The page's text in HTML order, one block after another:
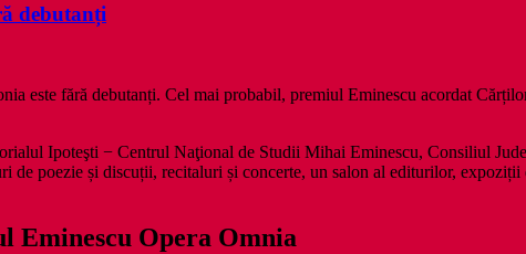
debutanți
este fără debutanți. Cel mai probabil, premiul Eminescu acordat
Ipoteşti − Centrul Naţional de Studii Mihai Eminescu, Consiliul
poezie și discuții, recitaluri și concerte, un salon al editurilor,
Eminescu Opera Omnia